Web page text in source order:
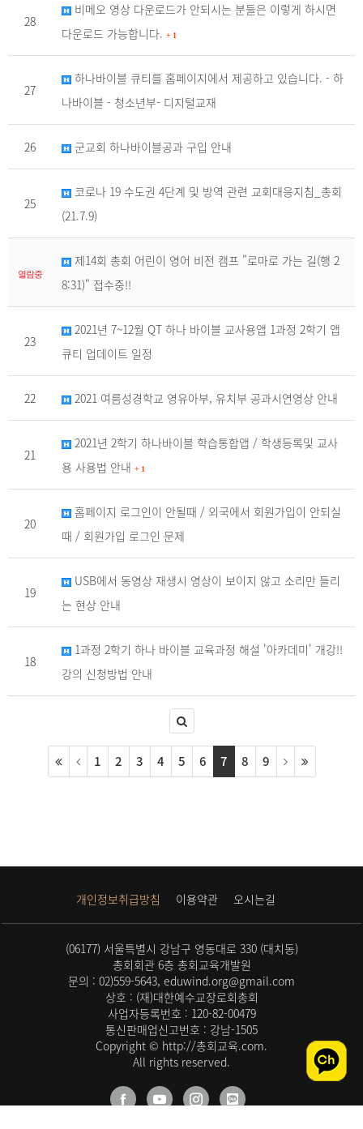
28
비메오 영상 다운로드가 안되시는 분들은 이렇게 하시면
다운로드 가능합니다. + 1
27
하나바이블 큐티를 홈페이지에서 제공하고 있습니다. - 하
나바이블 - 청소년부- 디지털교재
26 군교회 하나바이블공과 구입 안내
25
코로나 19 수도권 4단계 및 방역 관련 교회대응지침_총회
(21.7.9)
열람중
제14회 총회 어린이 영어 비전 캠프 "로마로 가는 길(행 2
8:31)" 접수중!!
23
2021년 7~12월 QT 하나 바이블 교사용앱 1과정 2학기 앱
큐티 업데이트 일정
22 2021 여름성경학교 영유아부, 유치부 공과시연영상 안내
21
2021년 2학기 하나바이블 학습통합앱 / 학생등록및 교사
용 사용법 안내 + 1
20
홈페이지 로그인이 안될때 / 외국에서 회원가입이 안되실
때 / 회원가입 로그인 문제
19
USB에서 동영상 재생시 영상이 보이지 않고 소리만 들리
는 현상 안내
18
1과정 2학기 하나 바이블 교육과정 해설 '아카데미' 개강!!
강의 신청방법 안내
1 2 3 4 5 6 7 8 9
개인정보취급방침 이용약관 오시는길
(06177) 서울특별시 강남구 영동대로 330 (대치동)
총회회관 6층 총회교육개발원
문의 : 02)559-5643, eduwind.org@gmail.com
상호 : (재)대한예수교장로회총회
사업자등록번호 : 120-82-00479
통신판매업신고번호 : 강남-1505
Copyright © http://총회교육.com.
All rights reserved.